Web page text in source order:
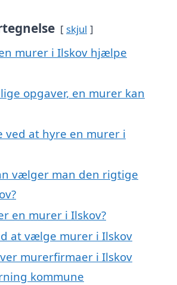
skjul
murer i Ilskov hjælpe
opgaver, en murer kan
ved at hyre en murer i
vælger man den rigtige
en murer i Ilskov?
at vælge murer i Ilskov
murerfirmaer i Ilskov
kommune